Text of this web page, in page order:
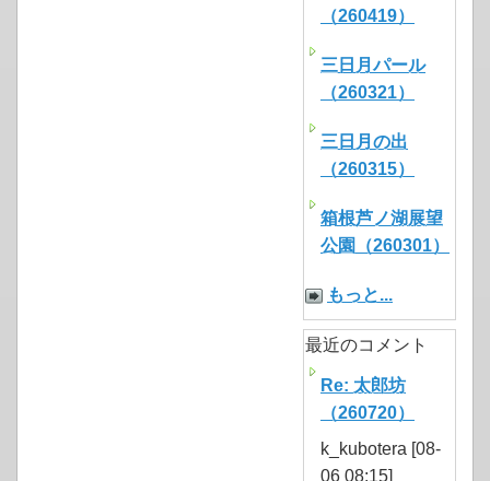
（260419）
三日月パール
（260321）
三日月の出
（260315）
箱根芦ノ湖展望
公園（260301）
もっと...
最近のコメント
Re: 太郎坊
（260720）
k_kubotera [08-
06 08:15]